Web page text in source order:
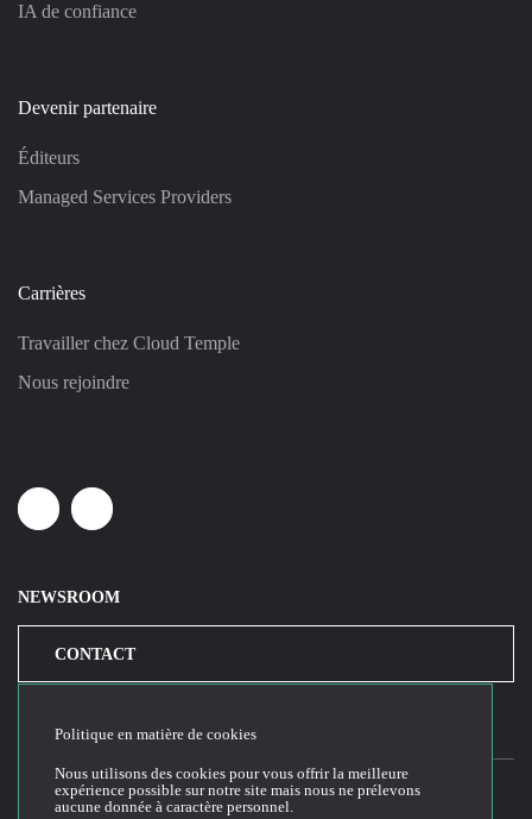
IA de confiance
Devenir partenaire
Éditeurs
Managed Services Providers
Carrières
Travailler chez Cloud Temple
Nous rejoindre
LinkedinYoutube
NEWSROOM
CONTACT
Politique en matière de cookies
Nous utilisons des cookies pour vous offrir la meilleure
expérience possible sur notre site mais nous ne prélevons
aucune donnée à caractère personnel.